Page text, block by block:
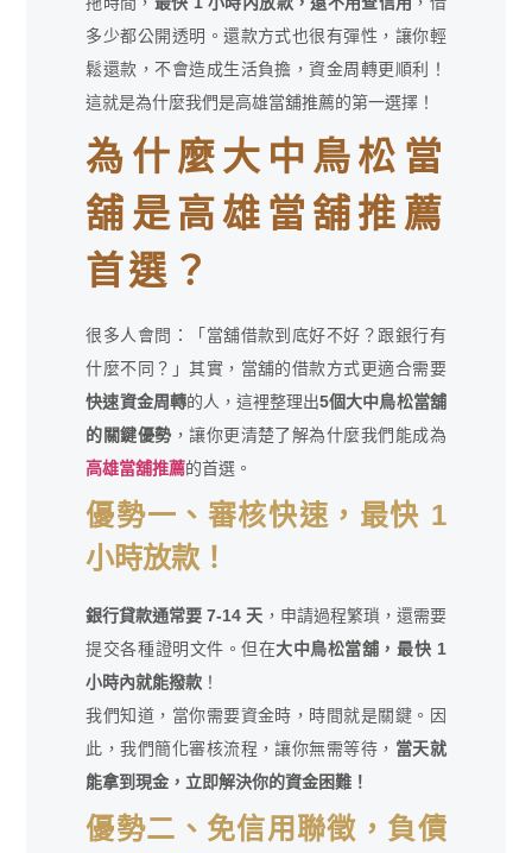
多少都公開透明。還款方式也很有彈性，讓你輕
鬆還款，不會造成生活負擔，資金周轉更順利！
這就是為什麼我們是高雄當舖推薦的第一選擇！
為什麼大中鳥松當
舖是高雄當舖推薦
首選？
很多人會問：「當舖借款到底好不好？跟銀行有
什麼不同？」其實，當舖的借款方式更適合需要
快速資金周轉的人，這裡整理出5個大中鳥松當舖
的關鍵優勢，讓你更清楚了解為什麼我們能成為
高雄當舖推薦的首選。
優勢一、審核快速，最快 1
小時放款！
銀行貸款通常要 7-14 天 ，申請過程繁瑣，還需要
提交各種證明文件。但在大中鳥松當舖，最快 1
小時內就能撥款 ！
我們知道，當你需要資金時，時間就是關鍵。因
此，我們簡化審核流程，讓你無需等待， 當天就
能拿到現金，立即解決你的資金困難！
優勢二、免信用聯徵，負債